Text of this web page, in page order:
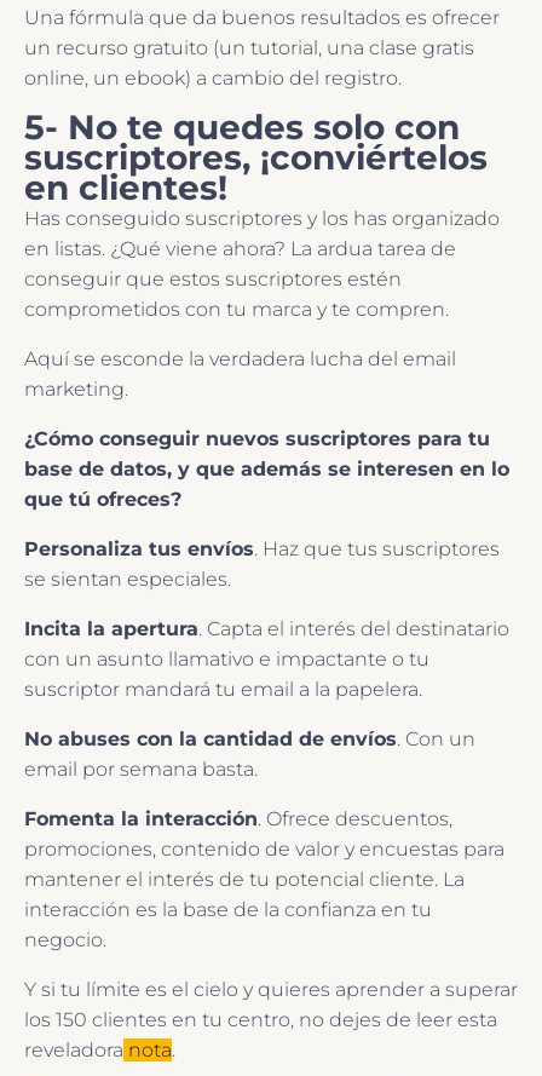
Una fórmula que da buenos resultados es ofrecer
un recurso gratuito (un tutorial, una clase gratis
online, un ebook) a cambio del registro.
5- No te quedes solo con
suscriptores, ¡conviértelos
en clientes!
Has conseguido suscriptores y los has organizado
en listas. ¿Qué viene ahora? La ardua tarea de
conseguir que estos suscriptores estén
comprometidos con tu marca y te compren.
Aquí se esconde la verdadera lucha del email
marketing.
¿Cómo conseguir nuevos suscriptores para tu
base de datos, y que además se interesen en lo
que tú ofreces?
Personaliza tus envíos. Haz que tus suscriptores
se sientan especiales.
Incita la apertura. Capta el interés del destinatario
con un asunto llamativo e impactante o tu
suscriptor mandará tu email a la papelera.
No abuses con la cantidad de envíos. Con un
email por semana basta.
Fomenta la interacción. Ofrece descuentos,
promociones, contenido de valor y encuestas para
mantener el interés de tu potencial cliente. La
interacción es la base de la confianza en tu
negocio.
Y si tu límite es el cielo y quieres aprender a superar
los 150 clientes en tu centro, no dejes de leer esta
reveladora nota.